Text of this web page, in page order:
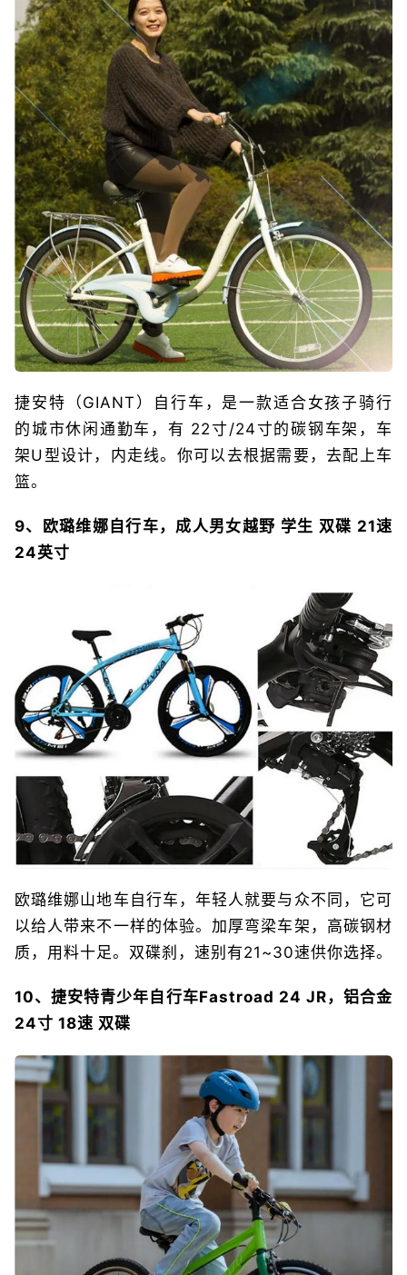
捷安特（GIANT）自行车，是一款适合女孩子骑行
的城市休闲通勤车，有 22寸/24寸的碳钢车架，车
架U型设计，内走线。你可以去根据需要，去配上车
篮。
9、欧璐维娜自行车，成人男女越野 学生 双碟 21速
24英寸
欧璐维娜山地车自行车，年轻人就要与众不同，它可
以给人带来不一样的体验。加厚弯梁车架，高碳钢材
质，用料十足。双碟刹，速别有21~30速供你选择。
10、捷安特青少年自行车Fastroad 24 JR，铝合金
24寸 18速 双碟